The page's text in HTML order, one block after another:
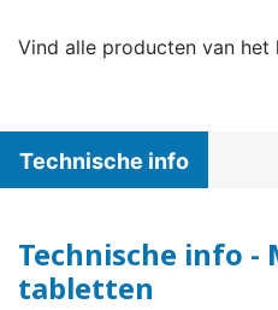
Vind alle producten van het
Technische info
Technische info -
tabletten